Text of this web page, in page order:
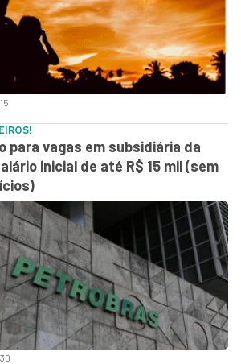
para vagas em subsidiária da
inicial de até R$ 15 mil (sem